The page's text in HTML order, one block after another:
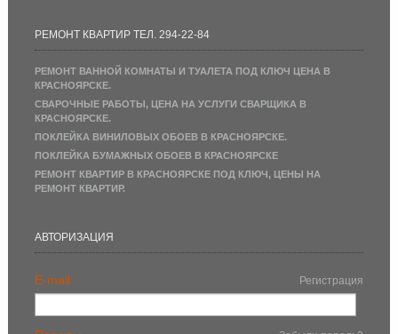
РЕМОНТ КВАРТИР ТЕЛ. 294-22-84
РЕМОНТ ВАННОЙ КОМНАТЫ И ТУАЛЕТА ПОД КЛЮЧ ЦЕНА В
КРАСНОЯРСКЕ.
СВАРОЧНЫЕ РАБОТЫ, ЦЕНА НА УСЛУГИ СВАРЩИКА В
КРАСНОЯРСКЕ.
ПОКЛЕЙКА ВИНИЛОВЫХ ОБОЕВ В КРАСНОЯРСКЕ.
ПОКЛЕЙКА БУМАЖНЫХ ОБОЕВ В КРАСНОЯРСКЕ
РЕМОНТ КВАРТИР В КРАСНОЯРСКЕ ПОД КЛЮЧ, ЦЕНЫ НА
РЕМОНТ КВАРТИР.
АВТОРИЗАЦИЯ
E-mail: Регистрация